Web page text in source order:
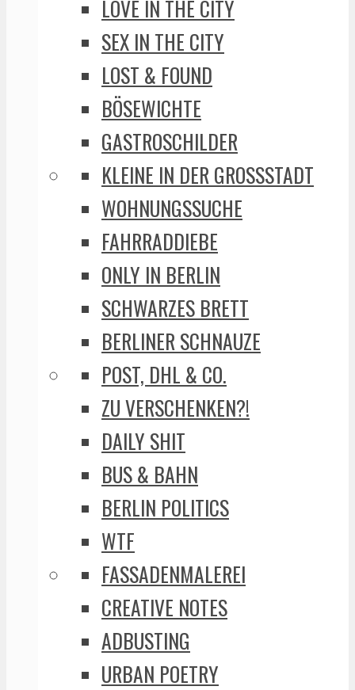
LOVE IN THE CITY
SEX IN THE CITY
LOST & FOUND
BÖSEWICHTE
GASTROSCHILDER
KLEINE IN DER GROSSSTADT
WOHNUNGSSUCHE
FAHRRADDIEBE
ONLY IN BERLIN
SCHWARZES BRETT
BERLINER SCHNAUZE
POST, DHL & CO.
ZU VERSCHENKEN?!
DAILY SHIT
BUS & BAHN
BERLIN POLITICS
WTF
FASSADENMALEREI
CREATIVE NOTES
ADBUSTING
URBAN POETRY